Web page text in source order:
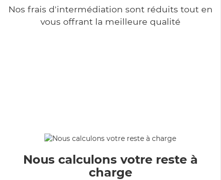
Nos frais d'intermédiation sont réduits tout en
vous offrant la meilleure qualité
Nous calculons votre reste à
charge